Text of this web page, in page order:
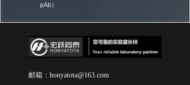
pAb）
邮箱：honyatota@163.com